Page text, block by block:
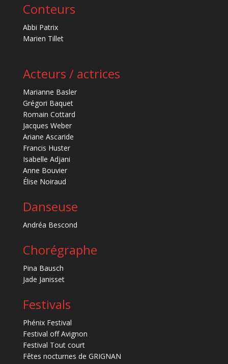
Conteurs
Abbi Patrix
Marien Tillet
Acteurs / actrices
Marianne Basler
Grégori Baquet
Romain Cottard
Jacques Weber
Ariane Ascaride
Francis Huster
Isabelle Adjani
Anne Bouvier
Élise Noiraud
Danseuse
Andréa Bescond
Chorégraphe
Pina Bausch
Jade Janisset
Festivals
Phénix Festival
Festival off Avignon
Festival Tout court
Fêtes nocturnes de GRIGNAN